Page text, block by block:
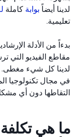
أيضاً بوابة كاملة
من الأدلة
الفيديو التي
كل شيء مغطى. لذا،
تكنولوجيا
دون أي مشكلة.
هي تكلفة